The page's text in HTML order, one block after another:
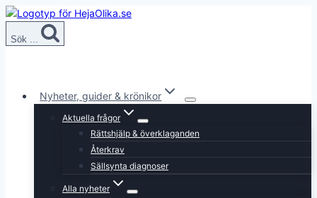
Skip
content
Sök ...
Nyheter, guider & krönikor
Aktuella frågor
Rättshjälp & överklaganden
Återkrav
Sällsynta diagnoser
Alla nyheter